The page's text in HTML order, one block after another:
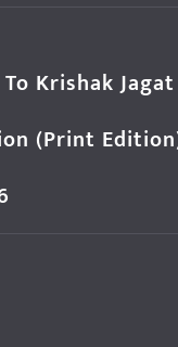
Krishak
(Print